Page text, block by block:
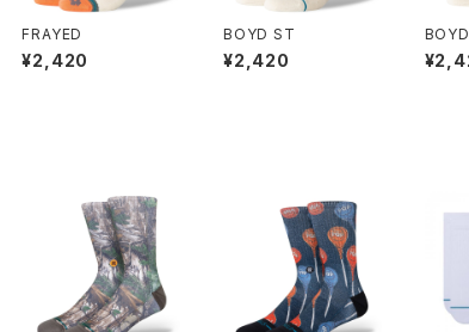
FRAYED
¥2,420
BOYD ST
¥2,420